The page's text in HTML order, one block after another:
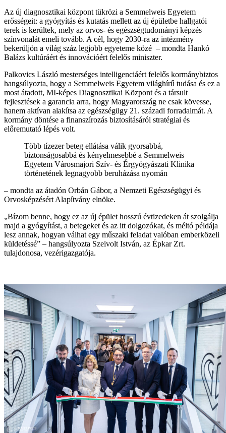
Az új diagnosztikai központ tükrözi a Semmelweis Egyetem
erősségeit: a gyógyítás és kutatás mellett az új épületbe hallgatói
terek is kerültek, mely az orvos- és egészségtudományi képzés
színvonalát emeli tovább. A cél, hogy 2030-ra az intézmény
bekerüljön a világ száz legjobb egyeteme közé – mondta Hankó
Balázs kultúráért és innovációért felelős miniszter.
Palkovics László mesterséges intelligenciáért felelős kormánybiztos
hangsúlyozta, hogy a Semmelweis Egyetem világhírű tudása és ez a
most átadott, MI-képes Diagnosztikai Központ és a társult
fejlesztések a garancia arra, hogy Magyarország ne csak kövesse,
hanem aktívan alakítsa az egészségügy 21. századi forradalmát. A
kormány döntése a finanszírozás biztosításáról stratégiai és
előremutató lépés volt.
Több tízezer beteg ellátása válik gyorsabbá,
biztonságosabbá és kényelmesebbé a Semmelweis
Egyetem Városmajori Szív- és Érgyógyászati Klinika
történetének legnagyobb beruházása nyomán
– mondta az átadón Orbán Gábor, a Nemzeti Egészségügyi és
Orvosképzésért Alapítvány elnöke.
„Bízom benne, hogy ez az új épület hosszú évtizedeken át szolgálja
majd a gyógyítást, a betegeket és az itt dolgozókat, és méltó példája
lesz annak, hogyan válhat egy műszaki feladat valóban emberközeli
küldetéssé” – hangsúlyozta Szeivolt István, az Épkar Zrt.
tulajdonosa, vezérigazgatója.